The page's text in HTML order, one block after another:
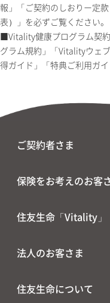
報」「ご契約のしおりー定
表）」を必ずご覧ください。
■Vitality健康プログラム契
グラム規約」「Vitalityウェ
得ガイド」「特典ご利用ガ
ご契約者さま
保険をお考えのお客
住友生命「Vitality」
法人のお客さま
住友生命について